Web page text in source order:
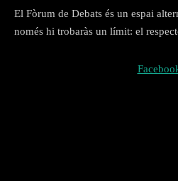
El Fòrum de Debats és un espai
només hi trobaràs un límit: el